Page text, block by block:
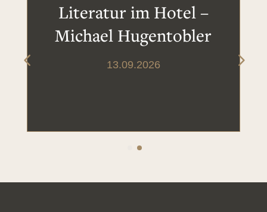
Literatur im Hotel –
Michael Hugentobler
13.09.2026